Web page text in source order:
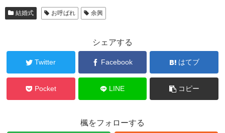
結婚式 お呼ばれ 余興
シェアする
Twitter Facebook はてブ
Pocket LINE コピー
楓をフォローする